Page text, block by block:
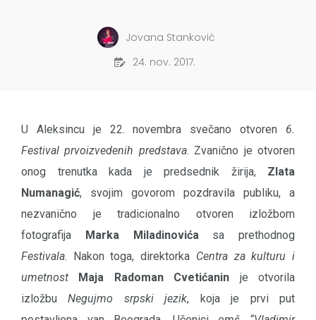
Jovana Stanković
24. nov. 2017.
U Aleksincu je 22. novembra svečano otvoren 6.
Festival prvoizvedenih predstava. Zvanično je otvoren
onog trenutka kada je predsednik žirija, Zlata
Numanagić, svojim govorom pozdravila publiku, a
nezvanično je tradicionalno otvoren izložbom
fotografija
Marka Miladinovićasa prethodnog
Festivala. Nakon toga, direktorka Centra za kulturu i
umetnost
Maja Radoman Cvetićanin je otvorila
izložbuNegujmo srpski jezik, koja je prvi put